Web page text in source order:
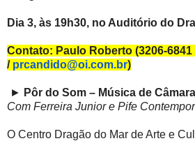
Dia 3, às 19h30, no Auditório do
Contato: Paulo Roberto (3206-6841
/ prcandido@oi.com.br)
► Pôr do Som – Música de
Com Ferreira Junior e Pife
O Centro Dragão do Mar de Arte e